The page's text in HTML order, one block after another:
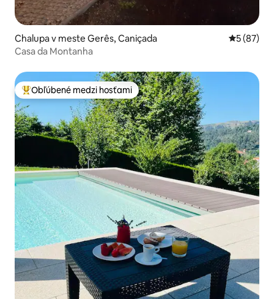
Chalupa v meste Gerês, Caniçada
5 (87)
Casa da Montanha
Najobľúbenejšie medzi hosťami
Obľúbené medzi hosťami